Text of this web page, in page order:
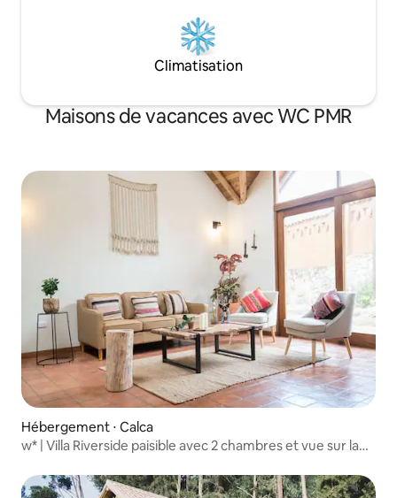
Climatisation
Maisons de vacances avec WC PMR
Hébergement ⋅ Calca
w* | Villa Riverside paisible avec 2 chambres et vue sur la